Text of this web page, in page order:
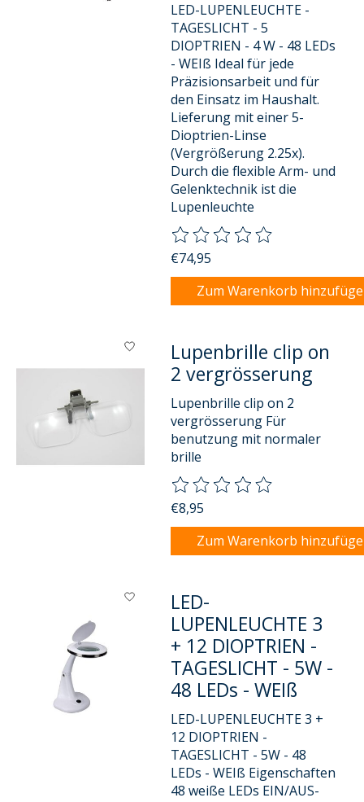
LED-LUPENLEUCHTE -
TAGESLICHT - 5
DIOPTRIEN - 4 W - 48 LEDs
- WEIß Ideal für jede
Präzisionsarbeit und für
den Einsatz im Haushalt.
Lieferung mit einer 5-
Dioptrien-Linse
(Vergrößerung 2.25x).
Durch die flexible Arm- und
Gelenktechnik ist die
Lupenleuchte
Die Bewertung dieses
€74,95
Zum Warenkorb
Lupenbrille clip on
2 vergrösserung
Lupenbrille clip on 2
vergrösserung Für
benutzung mit normaler
brille
Die Bewertung dieses
€8,95
Zum Warenkorb
LED-
LUPENLEUCHTE 3
+ 12 DIOPTRIEN -
TAGESLICHT - 5W -
48 LEDs - WEIß
LED-LUPENLEUCHTE 3 +
12 DIOPTRIEN -
TAGESLICHT - 5W - 48
LEDs - WEIß Eigenschaften
48 weiße LEDs EIN/AUS-